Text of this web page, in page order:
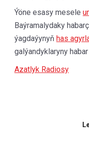
Ýöne esasy mesele
Baýramalydaky
ýagdaýynyň has
galýandyklaryny
Azatlyk Radiosy